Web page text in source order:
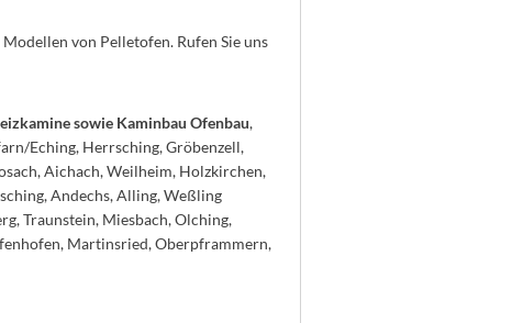
von Pelletofen. Rufen Sie uns
sowie Kaminbau Ofenbau,
Eching, Herrsching, Gröbenzell,
Aichach, Weilheim, Holzkirchen,
Andechs, Alling, Weßling
Traunstein, Miesbach, Olching,
Martinsried, Oberpframmern,